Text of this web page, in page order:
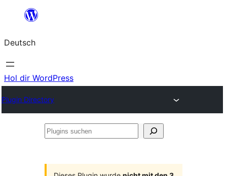
springen
Deutsch
Hol dir WordPress
Plugin Directory
Plugins